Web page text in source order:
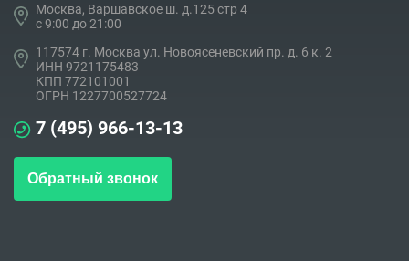
Москва, Варшавское ш. д.125 стр 4
c 9:00 до 21:00
117574 г. Москва ул. Новоясеневский пр. д. 6 к. 2
ИНН 9721175483
КПП 772101001
ОГРН 1227700527724
7 (495) 966-13-13
Обратный звонок